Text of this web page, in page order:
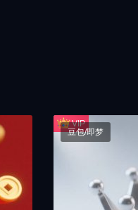
豆包/即梦